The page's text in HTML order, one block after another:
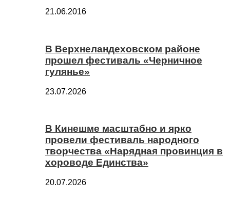
21.06.2016
В Верхнеландеховском районе
прошел фестиваль «Черничное
гулянье»
23.07.2026
В Кинешме масштабно и ярко
провели фестиваль народного
творчества «Нарядная провинция в
хороводе Единства»
20.07.2026